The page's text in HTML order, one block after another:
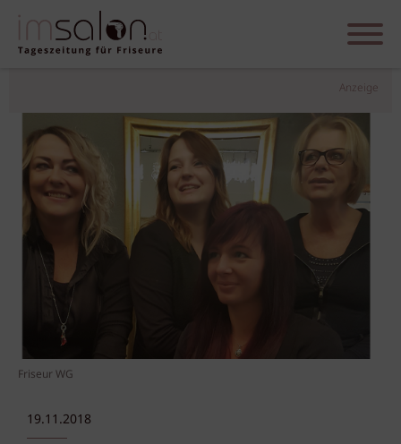
Anzeige
Friseur WG
19.11.2018